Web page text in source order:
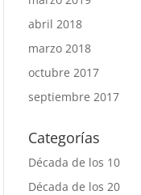
abril 2018
marzo 2018
octubre 2017
septiembre 2017
Categorías
Década de los 10
Década de los 20